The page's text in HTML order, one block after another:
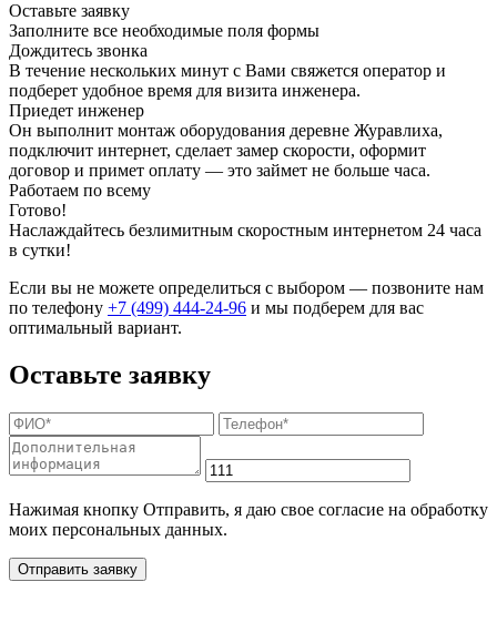
Оставьте заявку
Заполните все необходимые поля формы
Дождитесь звонка
В течение нескольких минут с Вами свяжется оператор и
подберет удобное время для визита инженера.
Приедет инженер
Он выполнит монтаж оборудования деревне Журавлиха,
подключит интернет, сделает замер скорости, оформит
договор и примет оплату — это займет не больше часа.
Работаем по всему
Готово!
Наслаждайтесь безлимитным скоростным интернетом 24 часа
в сутки!
Если вы не можете определиться с выбором — позвоните нам
по телефону +7 (499) 444-24-96 и мы подберем для вас
оптимальный вариант.
Оставьте заявку
Нажимая кнопку Отправить, я даю свое согласие на обработку
моих персональных данных.
Отправить заявку